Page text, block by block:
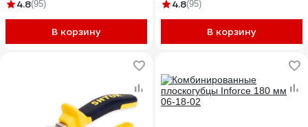
4.8(95)
В корзину
4.8(95)
В корзину